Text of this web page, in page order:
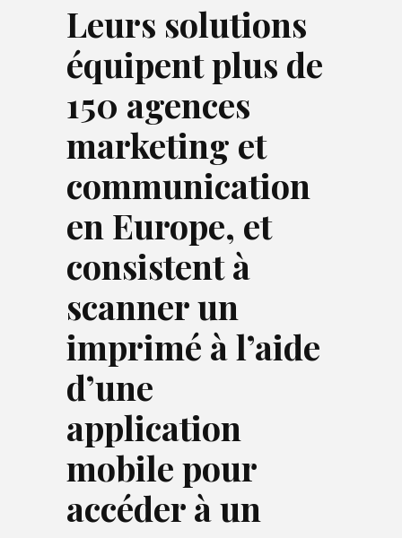
Leurs solutions
équipent plus de
150 agences
marketing et
communication
en Europe, et
consistent à
scanner un
imprimé à l’aide
d’une
application
mobile pour
accéder à un